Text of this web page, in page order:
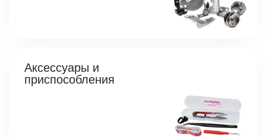
Аксессуары и
приспособления